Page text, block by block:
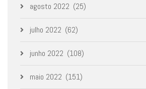
agosto 2022 (25)
julho 2022 (62)
junho 2022 (108)
maio 2022 (151)